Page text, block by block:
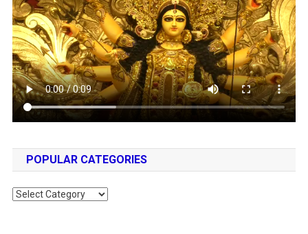
POPULAR CATEGORIES
Popular